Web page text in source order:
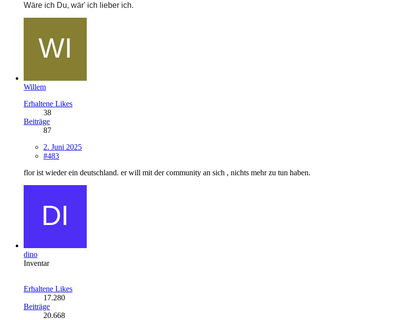
Wäre ich Du, wär' ich lieber ich.
Willem
Erhaltene Likes
38
Beiträge
87
2. Juni 2025
#483
flor ist wieder ein deutschland. er will mit der community an sich , nichts mehr zu tun haben.
dino
Inventar
Erhaltene Likes
17.280
Beiträge
20.668